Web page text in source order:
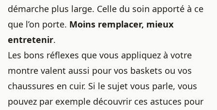
démarche plus large. Celle du soin apporté à ce
que l’on porte. Moins remplacer, mieux
entretenir.
Les bons réflexes que vous appliquez à votre
montre valent aussi pour vos baskets ou vos
chaussures en cuir. Si le sujet vous parle, vous
pouvez par exemple découvrir ces astuces pour